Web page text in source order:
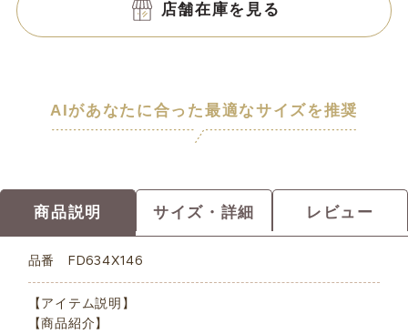
店舗在庫を見る
AIがあなたに合った最適なサイズを推奨
商品説明 サイズ・詳細 レビュー
品番 FD634X146
【アイテム説明】
【商品紹介】